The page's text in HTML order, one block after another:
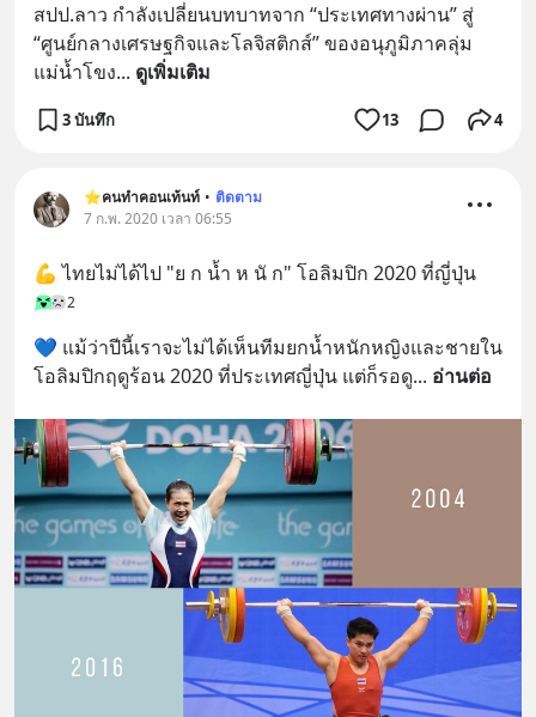
สปป.ลาว กำลังเปลี่ยนบทบาทจาก “ประเทศทางผ่าน” สู่
“ศูนย์กลางเศรษฐกิจและโลจิสติกส์” ของอนุภูมิภาคลุ่ม
แม่น้ำโขง... ดูเพิ่มเติม
3 บันทึก 13 4
⭐️คนทำคอนเท้นท์ • ติดตาม
7 ก.พ. 2020 เวลา 06:55
💪 ไทยไม่ได้ไป "ย ก น้ำ ห นั ก" โอลิมปิก 2020 ที่ญี่ปุ่น
2
💙 แม้ว่าปีนี้เราจะไม่ได้เห็นทีมยกน้ำหนักหญิงและชายใน
โอลิมปิกฤดูร้อน 2020 ที่ประเทศญี่ปุ่น แต่ก็รอดู... อ่านต่อ